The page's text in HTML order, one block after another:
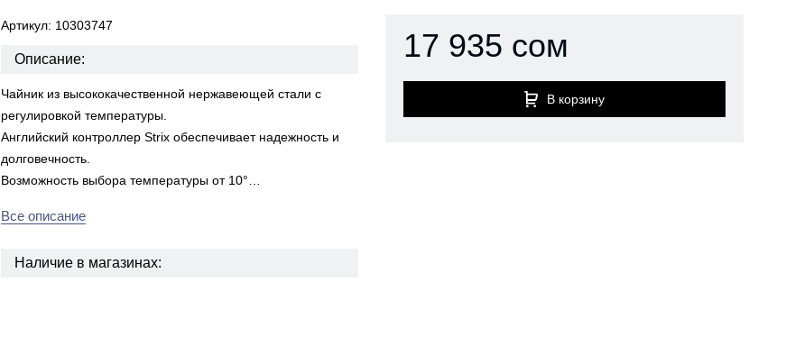
Артикул: 10303747
Описание:
Чайник из высококачественной нержавеющей стали с
регулировкой температуры.
Английский контроллер Strix обеспечивает надежность и
долговечность.
Возможность выбора температуры от 10°…
Все описание
Наличие в магазинах:
17 935 сом
В корзину